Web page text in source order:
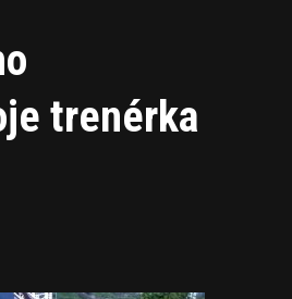
trenérka